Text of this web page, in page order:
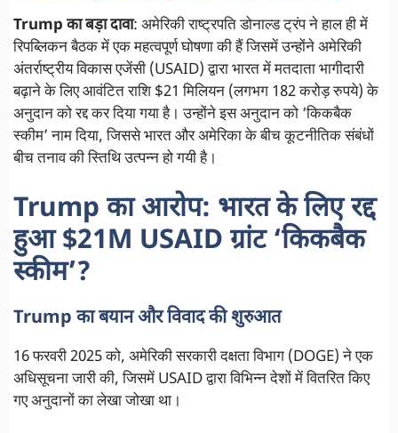
Trump का बड़ा दावा: अमेरिकी राष्ट्रपति डोनाल्ड ट्रंप ने हाल ही में
रिपब्लिकन बैठक में एक महत्वपूर्ण घोषणा की हैं जिसमें उन्होंने अमेरिकी
अंतर्राष्ट्रीय विकास एजेंसी (USAID) द्वारा भारत में मतदाता भागीदारी
बढ़ाने के लिए आवंटित राशि $21 मिलियन (लगभग 182 करोड़ रुपये) के
अनुदान को रद्द कर दिया गया है। उन्होंने इस अनुदान को ‘किकबैक
स्कीम’ नाम दिया, जिससे भारत और अमेरिका के बीच कूटनीतिक संबंधों
बीच तनाव की स्तिथि उत्पन्न हो गयी है।
Trump का आरोप: भारत के लिए रद्द
हुआ $21M USAID ग्रांट ‘किकबैक
स्कीम’?
Trump का बयान और विवाद की शुरुआत
16 फरवरी 2025 को, अमेरिकी सरकारी दक्षता विभाग (DOGE) ने एक
अधिसूचना जारी की, जिसमें USAID द्वारा विभिन्न देशों में वितरित किए
गए अनुदानों का लेखा जोखा था।